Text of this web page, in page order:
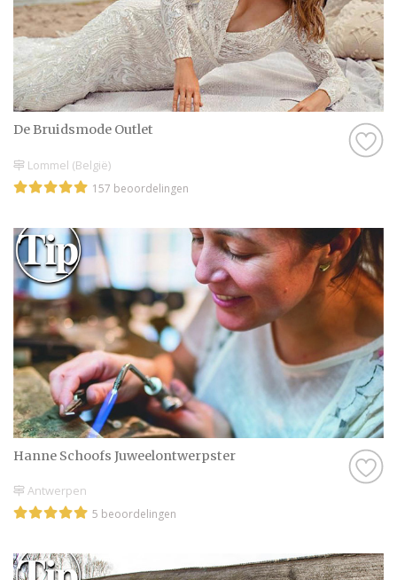
De Bruidsmode Outlet
Lommel (België)
157 beoordelingen
Hanne Schoofs Juweelontwerpster
Antwerpen
5 beoordelingen